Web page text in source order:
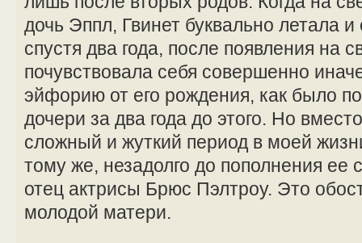
дочь Эппл, Гвинет буквально летала
спустя два года, после появления на
почувствовала себя совершенно
эйфорию от его рождения, как было
дочери за два года до этого. Но
сложный и жуткий период в моей
тому же, незадолго до пополнения ее
отец актрисы Брюс Пэлтроу. Это
молодой матери.